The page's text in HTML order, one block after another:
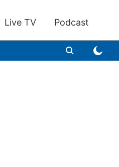
Live TV Podcast